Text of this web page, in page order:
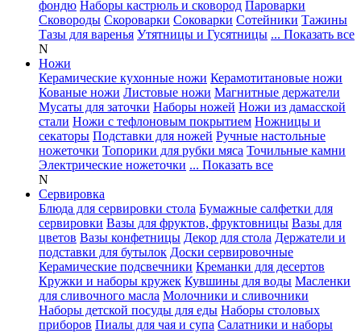
фондю Наборы кастрюль и сковород Пароварки
Сковороды Скороварки Соковарки Сотейники Тажины
Тазы для варенья Утятницы и Гусятницы ... Показать все
N
Ножи
Керамические кухонные ножи Керамотитановые ножи
Кованые ножи Листовые ножи Магнитные держатели
Мусаты для заточки Наборы ножей Ножи из дамасской
стали Ножи с тефлоновым покрытием Ножницы и
секаторы Подставки для ножей Ручные настольные
ножеточки Топорики для рубки мяса Точильные камни
Электрические ножеточки ... Показать все
N
Сервировка
Блюда для сервировки стола Бумажные салфетки для
сервировки Вазы для фруктов, фруктовницы Вазы для
цветов Вазы конфетницы Декор для стола Держатели и
подставки для бутылок Доски сервировочные
Керамические подсвечники Креманки для десертов
Кружки и наборы кружек Кувшины для воды Масленки
для сливочного масла Молочники и сливочники
Наборы детской посуды для еды Наборы столовых
приборов Пиалы для чая и супа Салатники и наборы